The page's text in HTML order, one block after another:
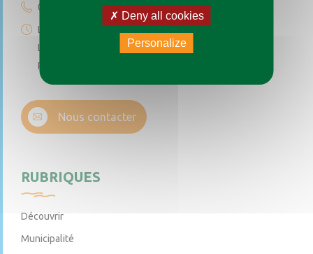
02 41 77 04 49
Lundi au vendredi de 9h à 12h
Le premier et troisième samedi du mois de 9h à 12h
Permanence téléphonique de 14h à 17h (sauf samedi)
Nous contacter
RUBRIQUES
Découvrir
Municipalité
Deny all cookies
Personalize